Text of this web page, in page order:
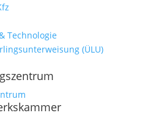
Technologie
(ÜLU)